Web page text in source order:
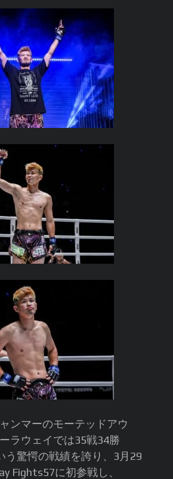
ンマーのモーテッドアウ
ラウェイでは35戦34勝
う驚愕の戦績を誇り、3月29
Fights57に初参戦し、